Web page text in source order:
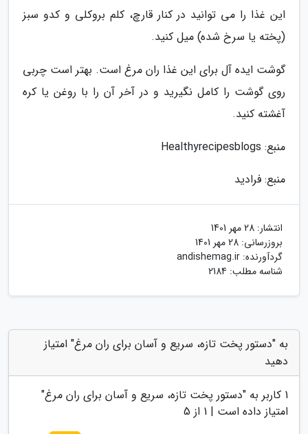
این غذا را می توانید در کنار قارچ، کلم بروکلی و کدو سبز
(پخته یا سرخ شده) میل کنید.
گوشت ایده آل برای این غذا ران مرغ است. بهتر است چربی
روی گوشت را کامل نگیرید و در آخر آن را با روغن یا کره
آغشته کنید.
منبع: Healthyrecipesblogs
منبع: فرادید
انتشار: 28 مهر 1401
بروزرسانی: 28 مهر 1401
گردآورنده: andishemag.ir
شناسه مطلب: 2184
به "دستور پخت تازه، سریع و آسان برای ران مرغ" امتیاز
دهید
1 کاربر به "دستور پخت تازه، سریع و آسان برای ران مرغ"
امتیاز داده است | 1 از 5